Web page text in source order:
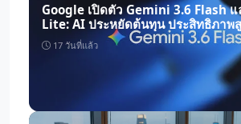
Google เปิดตัว Gemini 3.6 Flash แ
Lite: AI ประหยัดต้นทุน ประสิทธิภาพ
พัฒนา
17 วันที่แล้ว